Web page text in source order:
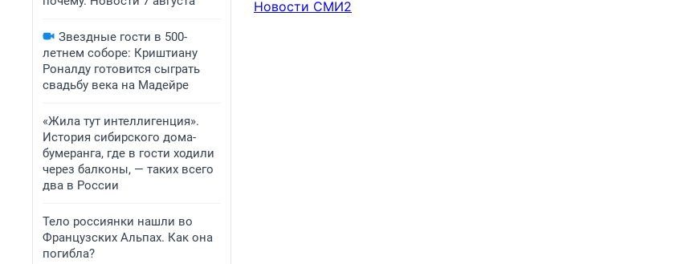
Звездные гости в 500-
летнем соборе: Криштиану
Роналду готовится сыграть
свадьбу века на Мадейре
«Жила тут интеллигенция».
История сибирского дома-
бумеранга, где в гости ходили
через балконы, — таких всего
два в России
Тело россиянки нашли во
Французских Альпах. Как она
погибла?
Новости СМИ2